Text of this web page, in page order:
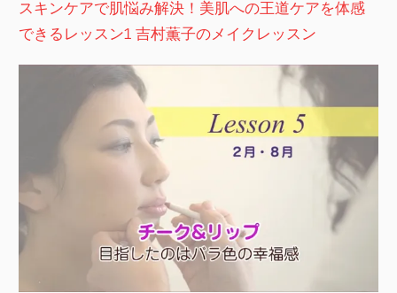
スキンケアで肌悩み解決！美肌への王道ケアを体感
できるレッスン1 吉村薫子のメイクレッスン